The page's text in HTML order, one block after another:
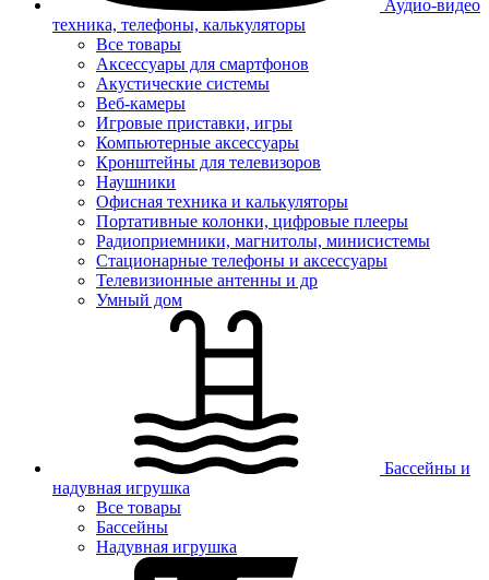
Аудио-видео
техника, телефоны, калькуляторы
Все товары
Аксессуары для смартфонов
Акустические системы
Веб-камеры
Игровые приставки, игры
Компьютерные аксессуары
Кронштейны для телевизоров
Наушники
Офисная техника и калькуляторы
Портативные колонки, цифровые плееры
Радиоприемники, магнитолы, минисистемы
Стационарные телефоны и аксессуары
Телевизионные антенны и др
Умный дом
Бассейны и
надувная игрушка
Все товары
Бассейны
Надувная игрушка